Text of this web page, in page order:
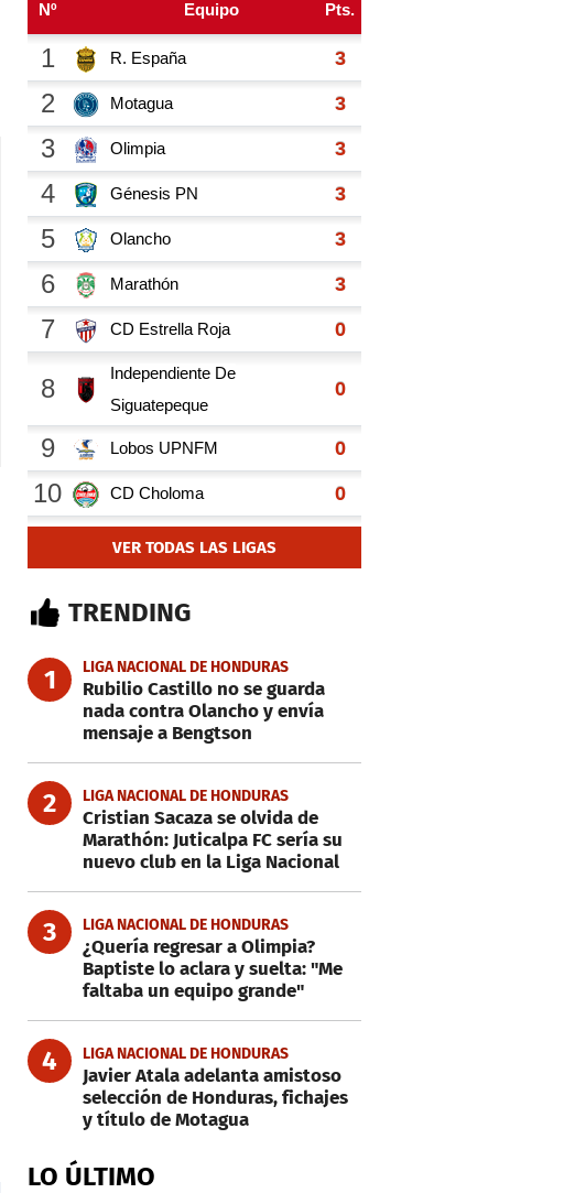
VER TODAS LAS LIGAS
TRENDING
1 LIGA NACIONAL DE HONDURAS
Rubilio Castillo no se guarda
nada contra Olancho y envía
mensaje a Bengtson
2 LIGA NACIONAL DE HONDURAS
Cristian Sacaza se olvida de
Marathón: Juticalpa FC sería su
nuevo club en la Liga Nacional
3 LIGA NACIONAL DE HONDURAS
¿Quería regresar a Olimpia?
Baptiste lo aclara y suelta: "Me
faltaba un equipo grande"
4 LIGA NACIONAL DE HONDURAS
Javier Atala adelanta amistoso
selección de Honduras, fichajes
y título de Motagua
LO ÚLTIMO